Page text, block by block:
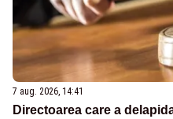
7 aug. 2026, 14:41
Directoarea care a